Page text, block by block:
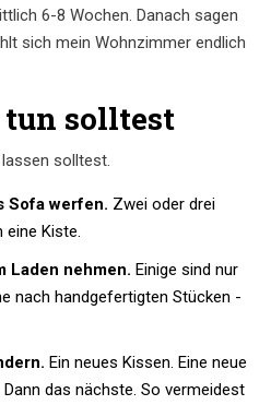
6-8 Wochen. Danach sagen
sich mein Wohnzimmer endlich
solltest
lassen solltest.
Sofa werfen. Zwei oder drei
eine Kiste.
Laden nehmen. Einige sind nur
nach handgefertigten Stücken -
Ein neues Kissen. Eine neue
das nächste. So vermeidest